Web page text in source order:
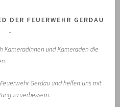
DER FEUERWEHR GERDAU
Kameradinnen und Kameraden die
Gerdau und helfen uns mit
zu verbessern.